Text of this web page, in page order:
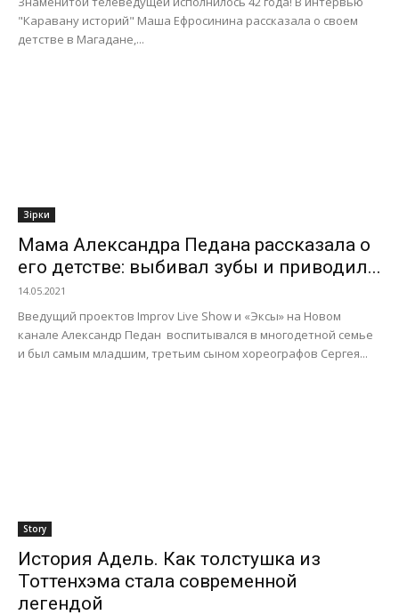
"Каравану историй" Маша Ефросинина рассказала о своем
детстве в Магадане,...
Зірки
Мама Александра Педана рассказала о
его детстве: выбивал зубы и приводил...
14.05.2021
Введущий проектов Improv Live Show и «Эксы» на Новом
канале Александр Педан воспитывался в многодетной семье
и был самым младшим, третьим сыном хореографов Сергея...
Story
История Адель. Как толстушка из
Тоттенхэма стала современной
легендой